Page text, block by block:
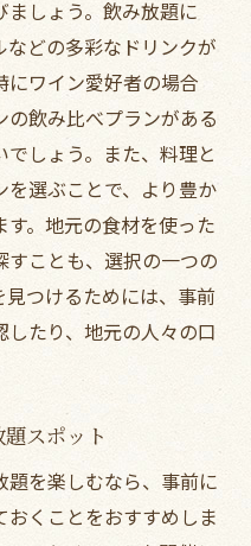
むコツ
ニュー紹介
隠れた名店
おすすめメニュー
自慢の千林の飲み放
れなインテリア
間作り
ラックス
の空間
たオーナーの思い
題を楽しむためのお
しょう。飲み放題に
どの多彩なドリンクが
ワイン愛好者の場合
飲み比べプランがある
しょう。また、料理と
選ぶことで、より豊か
。地元の食材を使った
ことも、選択の一つの
つけるためには、事前
たり、地元の人々の口
スポット
を楽しむなら、事前に
くことをおすすめしま